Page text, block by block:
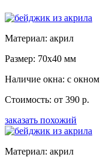
Материал: акрил
Размер: 70x40 мм
Наличие окна: с окном
Стоимость: от 390 р.
заказать похожий
Материал: акрил